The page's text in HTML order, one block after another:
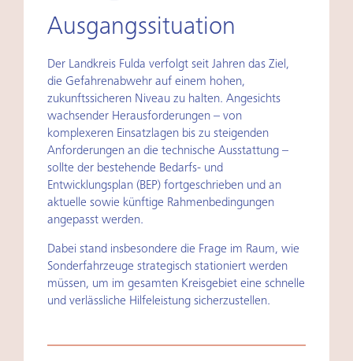
Ausgangssituation
Der Landkreis Fulda verfolgt seit Jahren das Ziel,
die Gefahrenabwehr auf einem hohen,
zukunftssicheren Niveau zu halten. Angesichts
wachsender Herausforderungen – von
komplexeren Einsatzlagen bis zu steigenden
Anforderungen an die technische Ausstattung –
sollte der bestehende Bedarfs- und
Entwicklungsplan (BEP) fortgeschrieben und an
aktuelle sowie künftige Rahmenbedingungen
angepasst werden.
Dabei stand insbesondere die Frage im Raum, wie
Sonderfahrzeuge strategisch stationiert werden
müssen, um im gesamten Kreisgebiet eine schnelle
und verlässliche Hilfeleistung sicherzustellen.